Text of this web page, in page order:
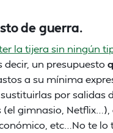
de guerra.
la tijera sin ningún
decir, un presupuesto
a su mínima
por salidas
gimnasio,
etc…No te